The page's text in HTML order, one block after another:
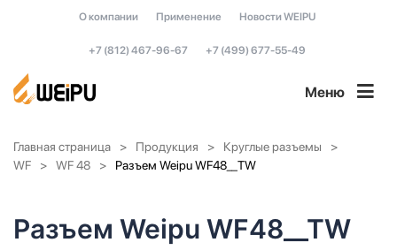
О компании Применение Новости WEIPU
+7 (812) 467-96-67 +7 (499) 677-55-49
Меню
Главная страница Продукция
Круглые разъемы
WF
WF 48 Разъем Weipu WF48__TW
Разъем Weipu WF48__TW